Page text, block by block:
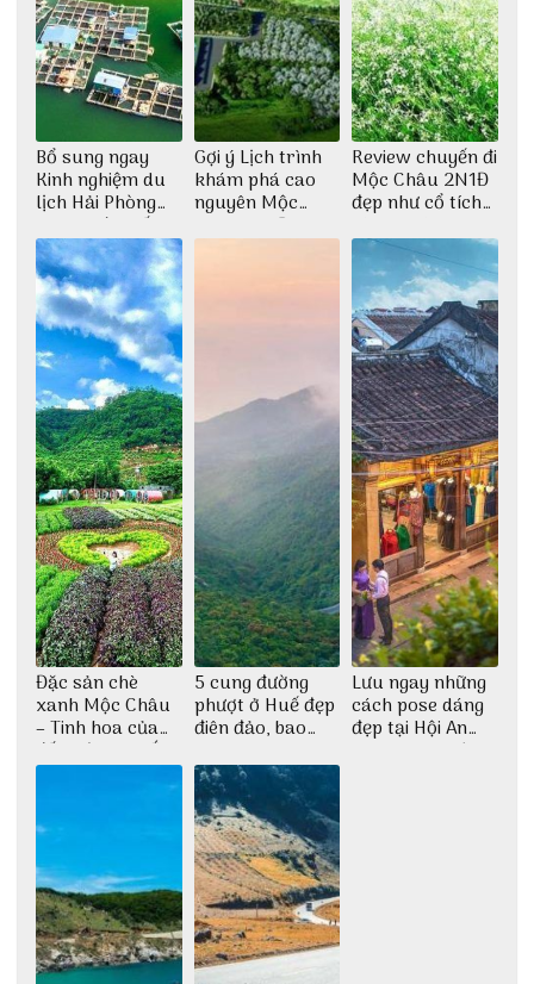
Bổ sung ngay
Kinh nghiệm du
lịch Hải Phòng
2022 mới nhất
Gợi ý Lịch trình
khám phá cao
nguyên Mộc
Châu 2N1Đ cực
chi tiết
Review chuyến đi
Mộc Châu 2N1Đ
đẹp như cổ tích
Thu Hà
Đặc sản chè
xanh Mộc Châu
– Tinh hoa của
đất trời Tây Bắc
5 cung đường
phượt ở Huế đẹp
điên đảo, bao
dịch
Lưu ngay những
cách pose dáng
đẹp tại Hội An
cho dân nghiện